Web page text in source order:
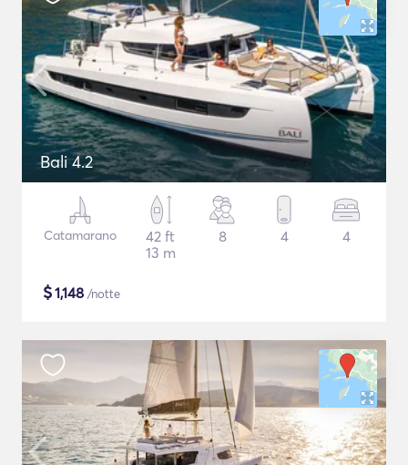
Bali 4.2
Catamarano
42 ft
13 m
8 4 4
$1,148 /notte